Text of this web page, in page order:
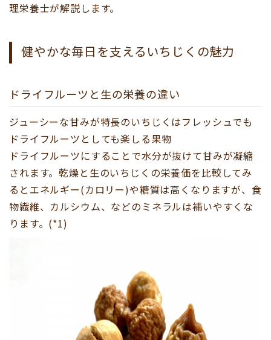
理栄養士が解説します。
健やかな毎日を支えるいちじくの魅力
ドライフルーツと生の栄養の違い
ジューシーな甘みが特長のいちじくはフレッシュでも
ドライフルーツとしても楽しる果物
ドライフルーツにすることで水分が抜けて甘みが凝縮
されます。乾燥と生のいちじくの栄養価を比較してみ
るとエネルギー(カロリー)や糖質は高くなりますが、食
物繊維、カルシウム、などのミネラルは補いやすくな
ります。(*1)